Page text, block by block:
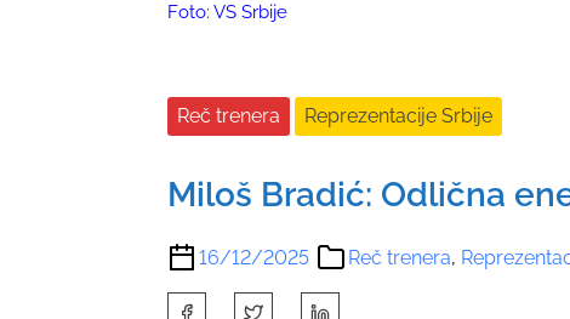
Foto: VS Srbije
Reč trenera Reprezentacije Srbije
Miloš Bradić: Odlična
16/12/2025 Reč trenera,